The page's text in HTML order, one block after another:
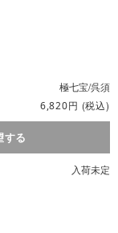
極七宝/呉須
6,820円 (税込)
する
入荷未定